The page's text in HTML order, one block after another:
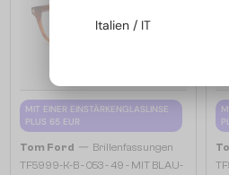
MIT EINER EINSTÄRKENGLASLINSE
PLUS 65 EUR
Tom Ford — Brillenfassungen
TF5999-K-B - 053 - 49 - MIT BLAU-
Italien / IT